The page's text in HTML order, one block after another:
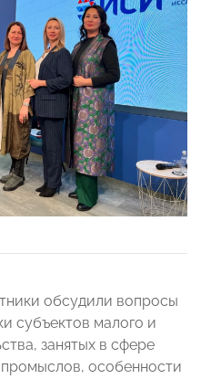
обсудили вопросы
субъектов малого и
занятых в сфере
особенности